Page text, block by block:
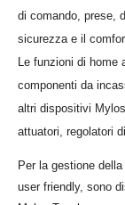
di comando, prese,
sicurezza e il
Le funzioni di home
componenti da
altri dispositivi
attuatori, regolatori
Per la gestione
user friendly, sono